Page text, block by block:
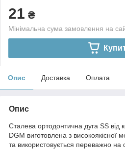
21 ₴
Мінімальна сума замовлення на
Опис Доставка Оплата
Опис
Сталева ортодонтична дуга SS від
DGM виготовлена з високоякісної
та використовується переважно на